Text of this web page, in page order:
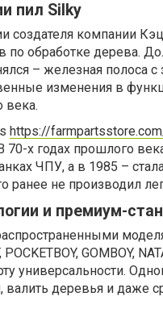
пил Silky
создателя компании
по обработке дерева.
– железная полоса
изменения в
века.
https://
х годах прошлого
ЧПУ, а в 1985 –
ранее не производил
и премиум-
POCKETBOY, GOMBOY,
универсальности.
валить деревья и даже